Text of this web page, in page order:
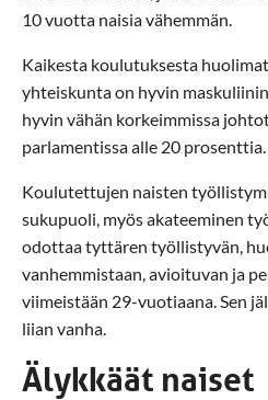
10 vuotta naisia vähemmän.
Kaikesta koulutuksesta
yhteiskunta on hyvin
hyvin vähän korkeimmissa
parlamentissa alle 20 prosenttia.
Koulutettujen naisten
sukupuoli, myös akateeminen
odottaa tyttären työllistyvän,
vanhemmistaan, avioituvan ja
viimeistään 29-vuotiaana. Sen
liian vanha.
Älykkäät naiset